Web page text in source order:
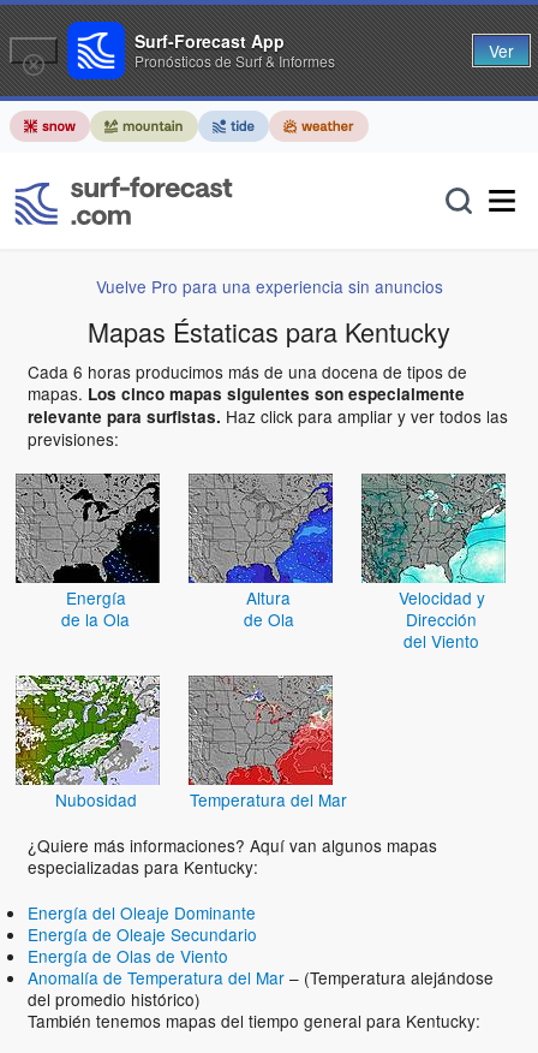
Vuelve Pro para una experiencia sin anuncios
Mapas Éstaticas para Kentucky
Cada 6 horas producimos más de una docena de tipos de
mapas. Los cinco mapas siguientes son especialmente
relevante para surfistas. Haz click para ampliar y ver todos las
previsiones:
Energía
de la Ola
Altura
de Ola
Velocidad y
Dirección
del Viento
Nubosidad
Temperatura del Mar
¿Quiere más informaciones? Aquí van algunos mapas
especializadas para Kentucky:
Energía del Oleaje Dominante
Energía de Oleaje Secundario
Energía de Olas de Viento
Anomalía de Temperatura del Mar – (Temperatura alejándose
del promedio histórico)
También tenemos mapas del tiempo general para Kentucky:
Surf-Forecast App
Pronósticos de Surf & Informes Ver